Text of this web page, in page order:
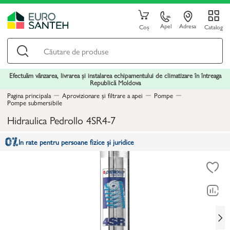
Coș Apel Adresa Catalog
Efectuăm vânzarea, livrarea și instalarea echipamentului de climatizare în întreaga
Republică Moldova
Pagina principala
Aprovizionare și filtrare a apei Pompe
Pompe submersibile
Hidraulica Pedrollo 4SR4-7
In rate pentru persoane fizice și juridice